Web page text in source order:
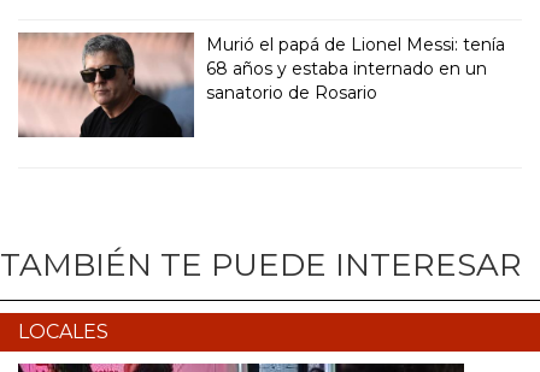
Murió el papá de Lionel Messi: tenía
68 años y estaba internado en un
sanatorio de Rosario
TAMBIÉN TE PUEDE INTERESAR
LOCALES